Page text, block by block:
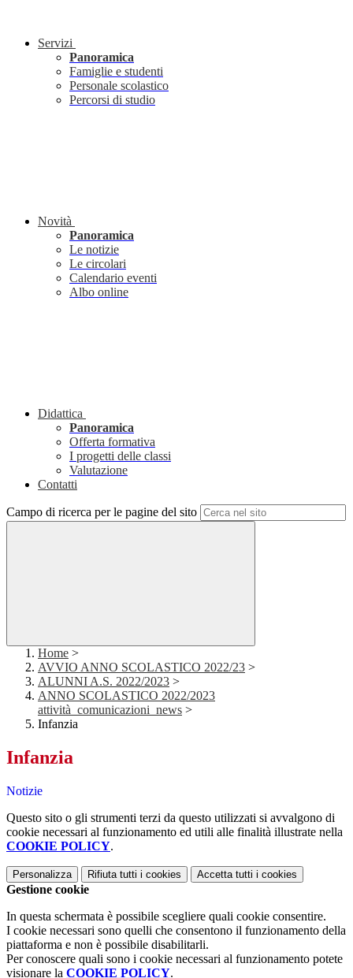
Servizi
Panoramica
Famiglie e studenti
Personale scolastico
Percorsi di studio
Novità
Panoramica
Le notizie
Le circolari
Calendario eventi
Albo online
Didattica
Panoramica
Offerta formativa
I progetti delle classi
Valutazione
Contatti
Campo di ricerca per le pagine del sito
Home >
AVVIO ANNO SCOLASTICO 2022/23 >
ALUNNI A.S. 2022/2023 >
ANNO SCOLASTICO 2022/2023
attività_comunicazioni_news >
Infanzia
Infanzia
Notizie
Questo sito o gli strumenti terzi da questo utilizzati si avvalgono di
cookie necessari al funzionamento ed utili alle finalità illustrate nella
COOKIE POLICY.
Personalizza Rifiuta tutti i cookies Accetta tutti i cookies
Gestione cookie
In questa schermata è possibile scegliere quali cookie consentire.
I cookie necessari sono quelli che consentono il funzionamento della
piattaforma e non è possibile disabilitarli.
Per conoscere quali sono i cookie necessari al funzionamento potete
visionare la COOKIE POLICY.